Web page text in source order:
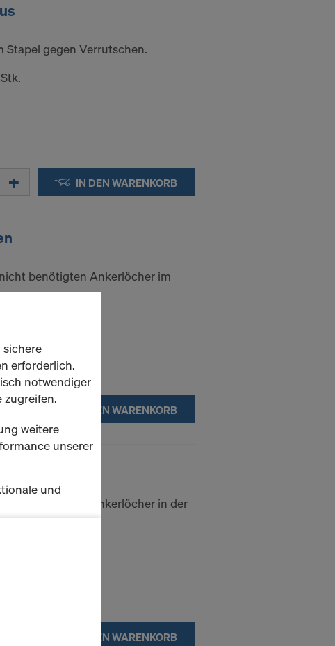
Stapel gegen Verrutschen.
IN DEN WARENKORB
benötigten Ankerlöcher im
IN DEN WARENKORB
nicht benötigten Ankerlöcher in der
IN DEN WARENKORB
erforderlich.
notwendiger
zugreifen.
weitere
unserer
und
schalten
Sie der
ausgewählten